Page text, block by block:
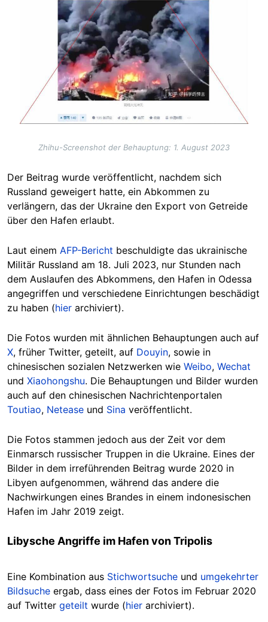
Zhihu-Screenshot der Behauptung: 1. August 2023
Der Beitrag wurde veröffentlicht, nachdem sich
Russland geweigert hatte, ein Abkommen zu
verlängern, das der Ukraine den Export von Getreide
über den Hafen erlaubt.
Laut einem AFP-Bericht beschuldigte das ukrainische
Militär Russland am 18. Juli 2023, nur Stunden nach
dem Auslaufen des Abkommens, den Hafen in Odessa
angegriffen und verschiedene Einrichtungen beschädigt
zu haben (hier archiviert).
Die Fotos wurden mit ähnlichen Behauptungen auch auf
X, früher Twitter, geteilt, auf Douyin, sowie in
chinesischen sozialen Netzwerken wie Weibo, Wechat
und Xiaohongshu. Die Behauptungen und Bilder wurden
auch auf den chinesischen Nachrichtenportalen
Toutiao, Netease und Sina veröffentlicht.
Die Fotos stammen jedoch aus der Zeit vor dem
Einmarsch russischer Truppen in die Ukraine. Eines der
Bilder in dem irreführenden Beitrag wurde 2020 in
Libyen aufgenommen, während das andere die
Nachwirkungen eines Brandes in einem indonesischen
Hafen im Jahr 2019 zeigt.
Libysche Angriffe im Hafen von Tripolis
Eine Kombination aus Stichwortsuche und umgekehrter
Bildsuche ergab, dass eines der Fotos im Februar 2020
auf Twitter geteilt wurde (hier archiviert).